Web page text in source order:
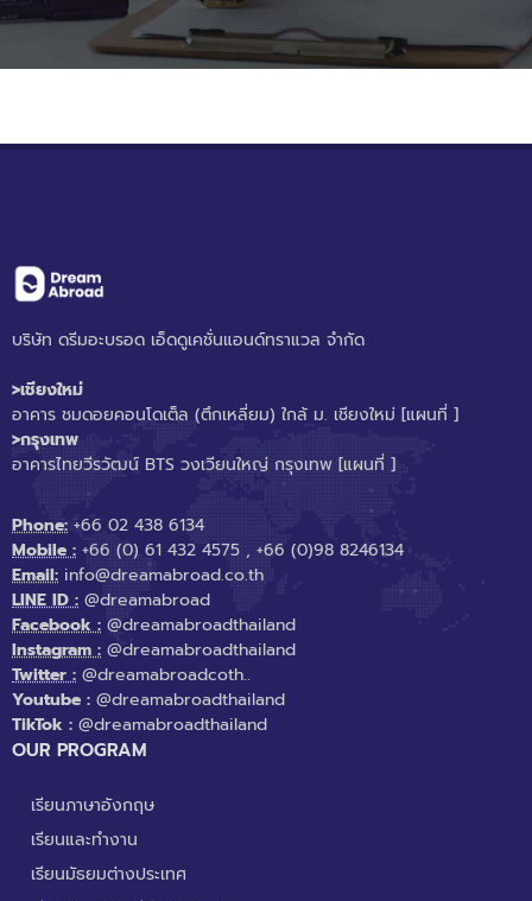
บริษัท ดรีมอะบรอด เอ็ดดูเคชั่นแอนด์ทราแวล จำกัด
>เชียงใหม่
อาคาร ชมดอยคอนโดเต็ล (ตึกเหลี่ยม) ใกล้ ม. เชียงใหม่ [แผนที่ ]
>กรุงเทพ
อาคารไทยวีรวัฒน์ BTS วงเวียนใหญ่ กรุงเทพ [แผนที่ ]
Phone: +66 02 438 6134
Mobile : +66 (0) 61 432 4575 , +66 (0)98 8246134
Email: info@dreamabroad.co.th
LINE ID : @dreamabroad
Facebook : @dreamabroadthailand
Instagram : @dreamabroadthailand
Twitter : @dreamabroadcoth..
Youtube : @dreamabroadthailand
TikTok : @dreamabroadthailand
OUR PROGRAM
เรียนภาษาอังกฤษ
เรียนและทำงาน
เรียนมัธยมต่างประเทศ